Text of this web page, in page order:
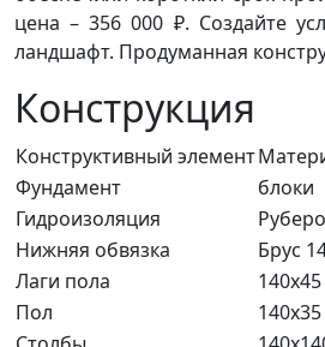
цена – 356 000 ₽. Создайте
ландшафт. Продуманная
Конструкция
Конструктивный элемент
Фундамент
блоки
Гидроизоляция
Нижняя обвязка
Брус
Лаги пола
140х45
Пол
140х35